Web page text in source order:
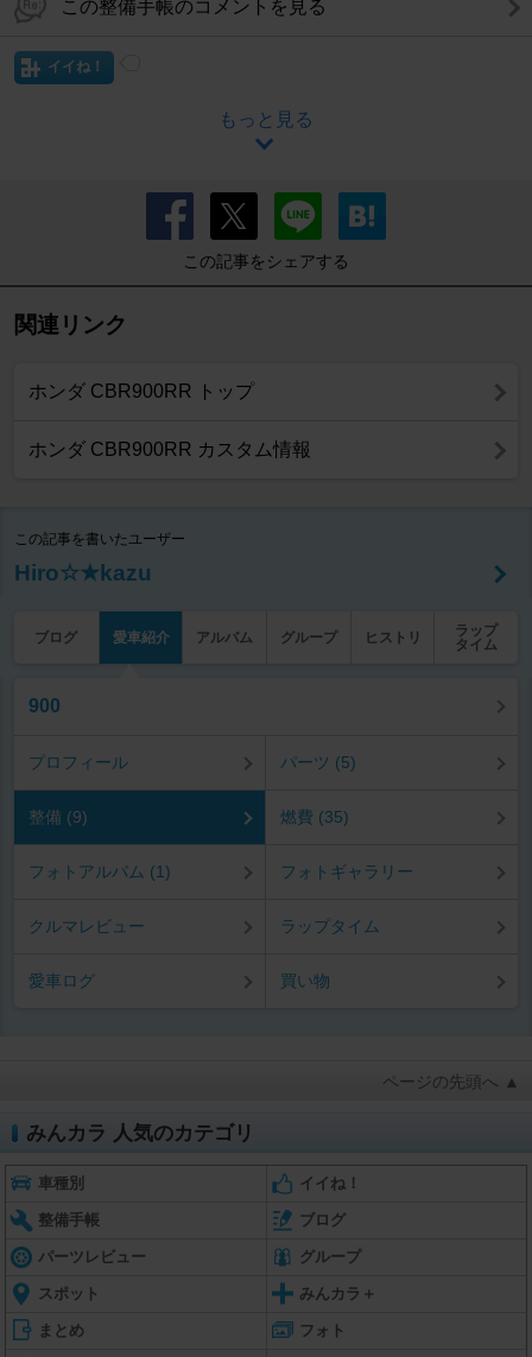
この整備手帳のコメントを見る
イイね！
もっと見る
この記事をシェアする
関連リンク
ホンダ CBR900RR トップ
ホンダ CBR900RR カスタム情報
この記事を書いたユーザー
Hiro☆★kazu
ブログ 愛車紹介 アルバム グループ ヒストリ
ラップ
タイム
900
プロフィール パーツ (5)
整備 (9) 燃費 (35)
フォトアルバム (1) フォトギャラリー
クルマレビュー ラップタイム
愛車ログ 買い物
ページの先頭へ ▲
みんカラ 人気のカテゴリ
車種別 イイね！
整備手帳 ブログ
パーツレビュー グループ
スポット みんカラ＋
まとめ フォト